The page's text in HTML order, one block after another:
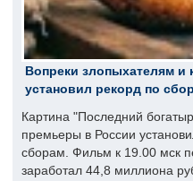
Вопреки злопыхателям и
установил рекорд по
Картина "Последний
премьеры в России
сборам. Фильм к 19.00 мск
заработал 44,8 миллиона